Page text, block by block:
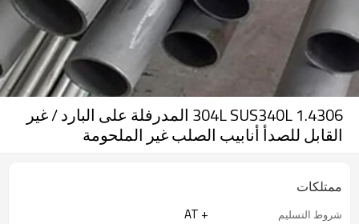
1.4306 304L SUS340L المدرفلة على البارد / غير
القابل للصدأ أنابيب الصلب غير الملحومة
ممتلكات
شروط التسليم + AT